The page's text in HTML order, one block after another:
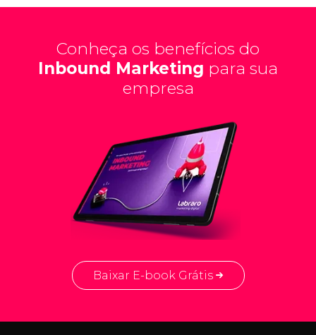
Conheça os benefícios do
Inbound Marketing para sua
empresa
Baixar E-book Grátis